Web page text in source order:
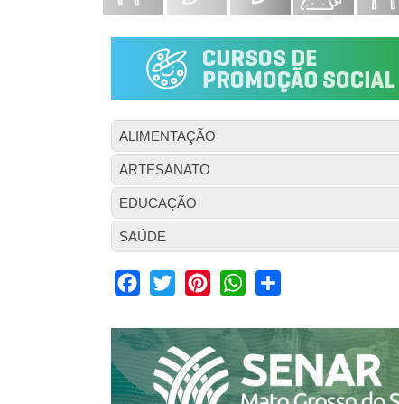
ALIMENTAÇÃO
ARTESANATO
EDUCAÇÃO
SAÚDE
Facebook
Twitter PinterestWhatsApp